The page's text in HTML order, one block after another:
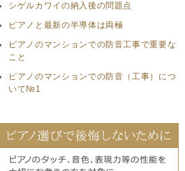
シゲルカワイの納入後の問題点
ピアノと最新の半導体は両極
ピアノのマンションでの防音工事で重要な
こと
ピアノのマンションでの防音（工事）につ
いて№1